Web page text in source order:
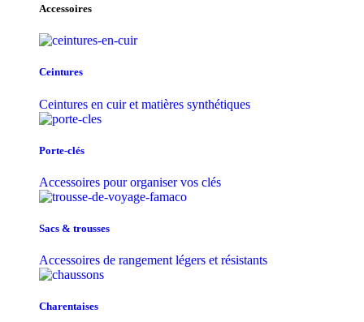
Accessoires
Ceintures
Ceintures en cuir et matières synthétiques
Porte-clés
Accessoires pour organiser vos clés
Sacs & trousse​s
Accessoires de rangement légers et résistants
Charentaises